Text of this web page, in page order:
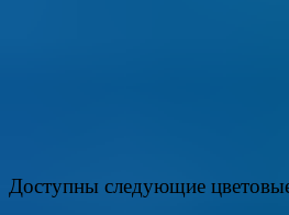
Доступны следующие